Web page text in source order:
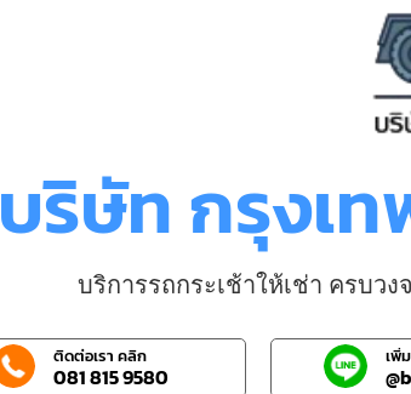
บริษัท กรุงเ
บริการรถกระเช้าให้เช่า ครบว
ติดต่อเรา คลิก
081 815 9580
เพิ่